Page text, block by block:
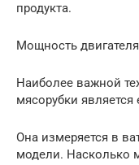
продукта.
Мощность двигателя
Наиболее важной
мясорубки
Она измеряется в
модели. Насколько